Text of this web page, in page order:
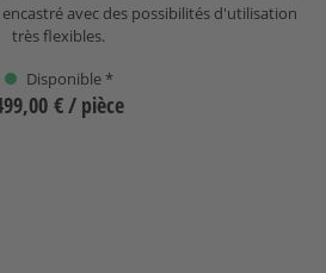
avec des possibilités d'utilisation
très flexibles.
Disponible *
€/ pièce